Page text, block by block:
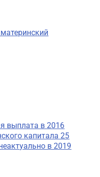
выплата в 2016
капитала 25
в 2019